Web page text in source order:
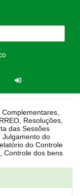
das Sessões
Julgamento do